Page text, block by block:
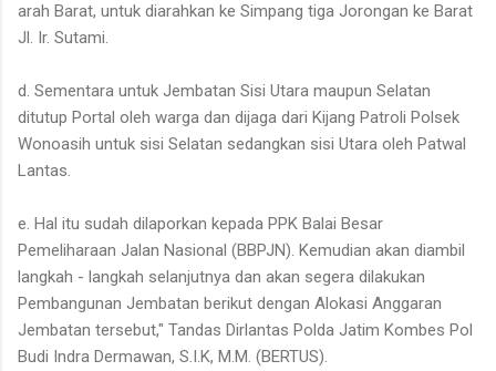
arah Barat, untuk diarahkan ke Simpang tiga Jorongan ke Barat
Jl. Ir. Sutami.
d. Sementara untuk Jembatan Sisi Utara maupun Selatan
ditutup Portal oleh warga dan dijaga dari Kijang Patroli Polsek
Wonoasih untuk sisi Selatan sedangkan sisi Utara oleh Patwal
Lantas.
e. Hal itu sudah dilaporkan kepada PPK Balai Besar
Pemeliharaan Jalan Nasional (BBPJN). Kemudian akan diambil
langkah - langkah selanjutnya dan akan segera dilakukan
Pembangunan Jembatan berikut dengan Alokasi Anggaran
Jembatan tersebut," Tandas Dirlantas Polda Jatim Kombes Pol
Budi Indra Dermawan, S.I.K, M.M. (BERTUS).